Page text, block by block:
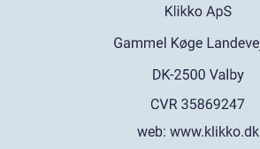
web: www.klikko.dk